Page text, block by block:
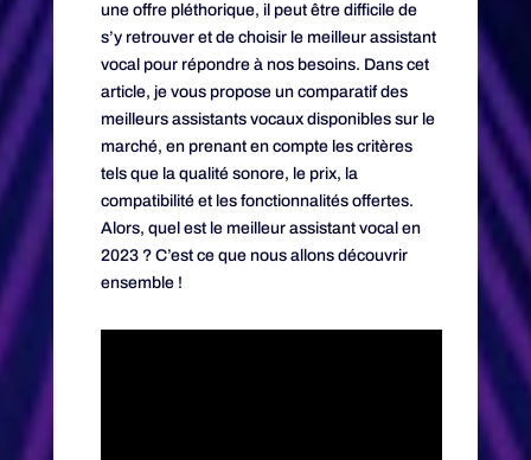
une offre pléthorique, il peut être difficile de
s’y retrouver et de choisir le meilleur assistant
vocal pour répondre à nos besoins. Dans cet
article, je vous propose un comparatif des
meilleurs assistants vocaux disponibles sur le
marché, en prenant en compte les critères
tels que la qualité sonore, le prix, la
compatibilité et les fonctionnalités offertes.
Alors, quel est le meilleur assistant vocal en
2023 ? C’est ce que nous allons découvrir
ensemble !